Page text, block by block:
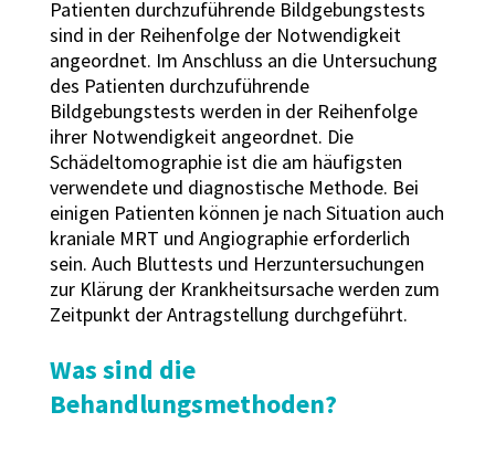
Patienten durchzuführende Bildgebungstests
sind in der Reihenfolge der Notwendigkeit
angeordnet. Im Anschluss an die Untersuchung
des Patienten durchzuführende
Bildgebungstests werden in der Reihenfolge
ihrer Notwendigkeit angeordnet. Die
Schädeltomographie ist die am häufigsten
verwendete und diagnostische Methode. Bei
einigen Patienten können je nach Situation auch
kraniale MRT und Angiographie erforderlich
sein. Auch Bluttests und Herzuntersuchungen
zur Klärung der Krankheitsursache werden zum
Zeitpunkt der Antragstellung durchgeführt.
Was sind die
Behandlungsmethoden?